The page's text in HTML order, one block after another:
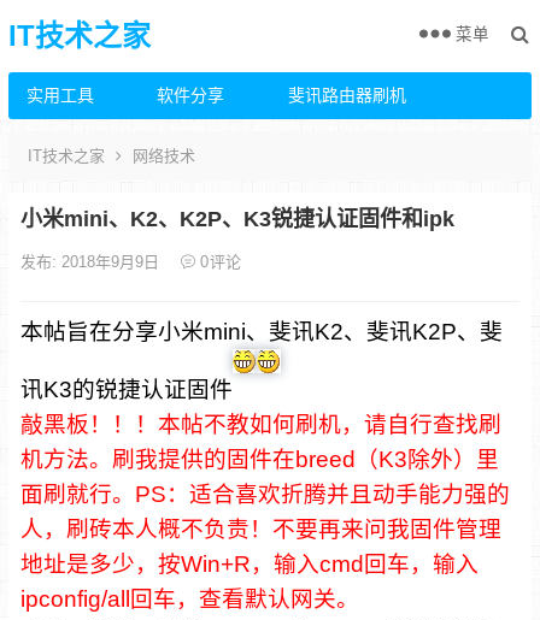
IT技术之家
实用工具 软件分享 斐讯路由器刷机
菜单
IT技术之家 网络技术
小米mini、K2、K2P、K3锐捷认证固件和ipk
发布: 2018年9月9日 0评论
本帖旨在分享小米mini、斐讯K2、斐讯K2P、斐
讯K3的锐捷认证固件
敲黑板！！！本帖不教如何刷机，请自行查找刷
机方法。刷我提供的固件在breed（K3除外）里
面刷就行。PS：适合喜欢折腾并且动手能力强的
人，刷砖本人概不负责！ 不要再来问我固件管理
地址是多少，按Win+R，输入cmd回车，输入
ipconfig/all回车，查看默认网关。